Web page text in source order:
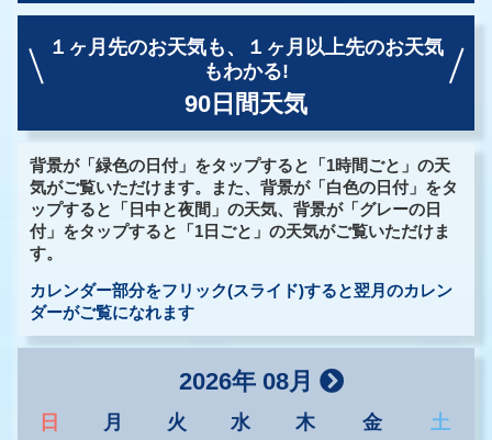
１ヶ月先のお天気も、
１ヶ月以上先のお天気
もわかる!
90日間天気
背景が「緑色の日付」をタップすると「1時間ごと」の天
気がご覧いただけます。また、背景が「白色の日付」をタ
ップすると「日中と夜間」の天気、背景が「グレーの日
付」をタップすると「1日ごと」の天気がご覧いただけま
す。
カレンダー部分をフリック(スライド)すると翌月のカレン
ダーがご覧になれます
2026年 08月
日 月 火 水 木 金 土